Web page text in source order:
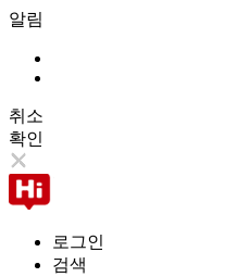
알림
취소
확인
로그인
검색